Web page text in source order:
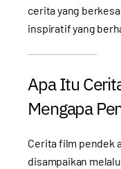
cerita yang
inspiratif yang
Apa Itu
Mengapa
Cerita film pendek
disampaikan